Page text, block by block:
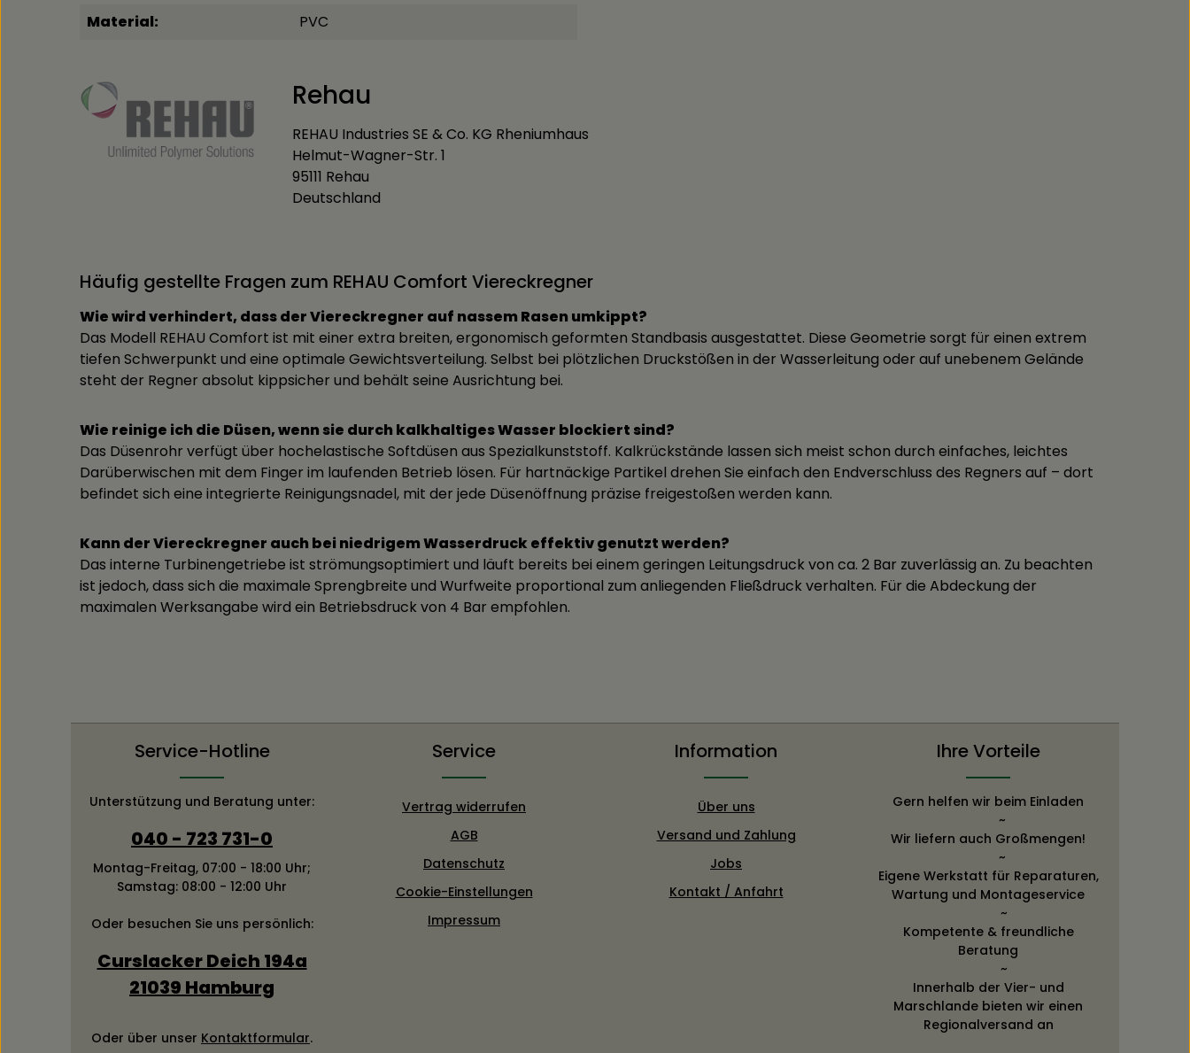
Material:
PVC
Rehau
REHAU Industries SE & Co. KG Rheniumhaus
Helmut-Wagner-Str. 1
95111 Rehau
Deutschland
Häufig gestellte Fragen zum REHAU Comfort Viereckregner
Wie wird verhindert, dass der Viereckregner auf nassem Rasen umkippt?
Das Modell REHAU Comfort ist mit einer extra breiten, ergonomisch geformten Standbasis ausgestattet. Diese Geometrie sorgt für einen extrem
tiefen Schwerpunkt und eine optimale Gewichtsverteilung. Selbst bei plötzlichen Druckstößen in der Wasserleitung oder auf unebenem Gelände
steht der Regner absolut kippsicher und behält seine Ausrichtung bei.
Wie reinige ich die Düsen, wenn sie durch kalkhaltiges Wasser blockiert sind?
Das Düsenrohr verfügt über hochelastische Softdüsen aus Spezialkunststoff. Kalkrückstände lassen sich meist schon durch einfaches, leichtes
Darüberwischen mit dem Finger im laufenden Betrieb lösen. Für hartnäckige Partikel drehen Sie einfach den Endverschluss des Regners auf – dort
befindet sich eine integrierte Reinigungsnadel, mit der jede Düsenöffnung präzise freigestoßen werden kann.
Kann der Viereckregner auch bei niedrigem Wasserdruck effektiv genutzt werden?
Das interne Turbinengetriebe ist strömungsoptimiert und läuft bereits bei einem geringen Leitungsdruck von ca. 2 Bar zuverlässig an. Zu beachten
ist jedoch, dass sich die maximale Sprengbreite und Wurfweite proportional zum anliegenden Fließdruck verhalten. Für die Abdeckung der
maximalen Werksangabe wird ein Betriebsdruck von 4 Bar empfohlen.
Service-Hotline
Unterstützung und Beratung unter:
040 - 723 731-0
Montag-Freitag, 07:00 - 18:00 Uhr;
Samstag: 08:00 - 12:00 Uhr
Oder besuchen Sie uns persönlich:
Curslacker Deich 194a
21039 Hamburg
Oder über unser Kontaktformular.
Service
Vertrag widerrufen
AGB
Datenschutz
Cookie-Einstellungen
Impressum
Information
Über uns
Versand und Zahlung
Jobs
Kontakt / Anfahrt
Ihre Vorteile
Gern helfen wir beim Einladen
~
Wir liefern auch Großmengen!
~
Eigene Werkstatt für Reparaturen,
Wartung und Montageservice
~
Kompetente & freundliche
Beratung
~
Innerhalb der Vier- und
Marschlande bieten wir einen
Regionalversand an